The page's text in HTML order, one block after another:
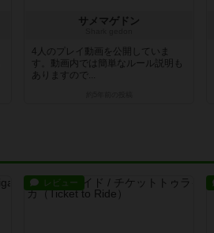
サメマゲドン
4人のプレイ動画を公開していま
す。動画内では簡単なルール説明も
ありますので...
レビュー